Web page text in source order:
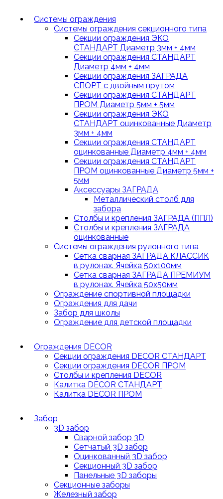
Системы ограждения
Системы ограждения секционного типа
Секции ограждения ЭКО
СТАНДАРТ Диаметр 3мм + 4мм
Секции ограждения СТАНДАРТ
Диаметр 4мм + 4мм
Секции ограждения ЗАГРАДА
СПОРТ с двойным прутом
Секции ограждения СТАНДАРТ
ПРОМ Диаметр 5мм + 5мм
Секции ограждения ЭКО
СТАНДАРТ оцинкованные Диаметр
3мм + 4мм
Секции ограждения СТАНДАРТ
оцинкованные Диаметр 4мм + 4мм
Секции ограждения СТАНДАРТ
ПРОМ оцинкованные Диаметр 5мм +
5мм
Аксессуары ЗАГРАДА
Металлический столб для
забора
Столбы и крепления ЗАГРАДА (ППЛ)
Столбы и крепления ЗАГРАДА
оцинкованные
Системы ограждения рулонного типа
Сетка сварная ЗАГРАДА КЛАССИК
в рулонах. Ячейка 50х100мм
Сетка сварная ЗАГРАДА ПРЕМИУМ
в рулонах. Ячейка 50х50мм
Ограждение спортивной площадки
Ограждения для дачи
Забор для школы
Ограждение для детской площадки
Ограждения DECOR
Секции ограждения DECOR СТАНДАРТ
Секции ограждения DECOR ПРОМ
Столбы и крепления DECOR
Калитка DECOR СТАНДАРТ
Калитка DECOR ПРОМ
Забор
3D забор
Сварной забор 3D
Сетчатый 3D забор
Оцинкованный 3D забор
Секционный 3D забор
Панельные 3D заборы
Секционные заборы
Железный забор